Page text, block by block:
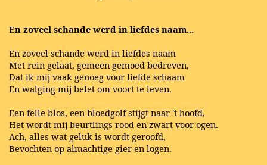
En zoveel schande werd in liefdes naam...
En zoveel schande werd in liefdes naam
Met rein gelaat, gemeen gemoed bedreven,
Dat ik mij vaak genoeg voor liefde schaam
En walging mij belet om voort te leven.
Een felle blos, een bloedgolf stijgt naar 't hoofd,
Het wordt mij beurtlings rood en zwart voor ogen.
Ach, alles wat geluk is wordt geroofd,
Bevochten op almachtige gier en logen.